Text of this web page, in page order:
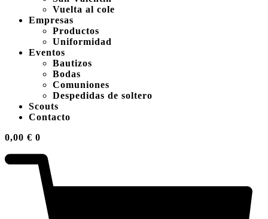
Vuelta al cole
Empresas
Productos
Uniformidad
Eventos
Bautizos
Bodas
Comuniones
Despedidas de soltero
Scouts
Contacto
0,00 € 0